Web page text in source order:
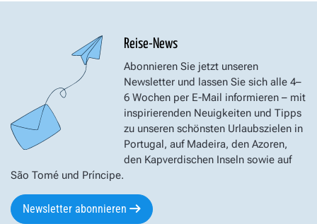
Reise-News
Abonnieren Sie jetzt unseren
Newsletter und lassen Sie sich alle 4–
6 Wochen per E-Mail informieren – mit
inspirierenden Neuigkeiten und Tipps
zu unseren schönsten Urlaubszielen in
Portugal, auf Madeira, den Azoren,
den Kapverdischen Inseln sowie auf
São Tomé und Príncipe.
Newsletter abonnieren